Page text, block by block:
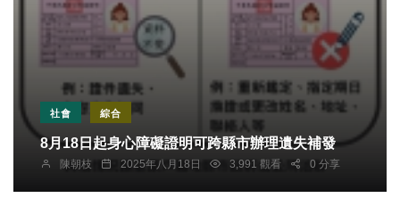
社會 綜合
8月18日起身心障礙證明可跨縣市辦理遺失補發
陳朝枝 2025年八月18日 3,991 觀看 0 分享